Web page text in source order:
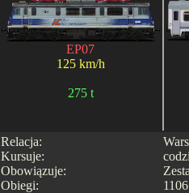
EP07
125 km/h
275 t
Relacja:
Kursuje:
Obowiązuje:
Obiegi: